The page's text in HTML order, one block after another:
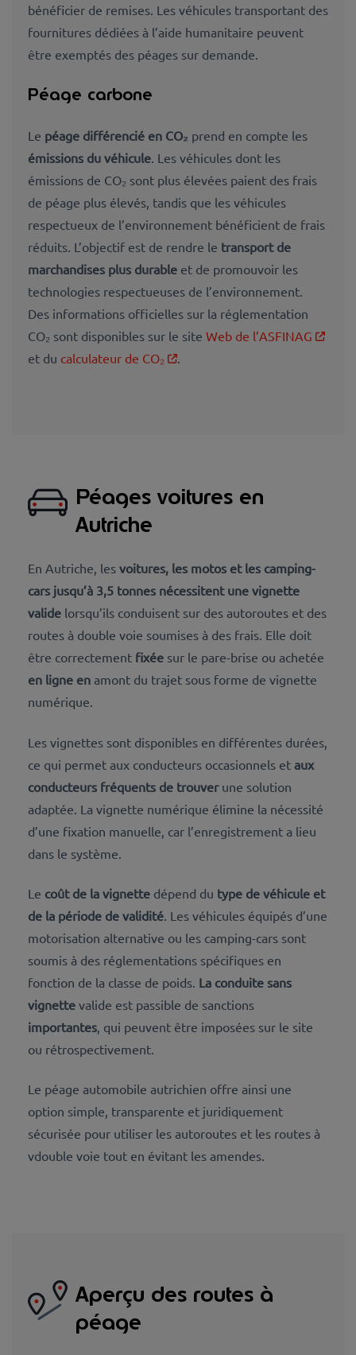
bénéficier de remises. Les véhicules transportant des
fournitures dédiées à l’aide humanitaire peuvent
être exemptés des péages sur demande.
Péage carbone
Le péage différencié en CO₂ prend en compte les
émissions du véhicule. Les véhicules dont les
émissions de CO₂ sont plus élevées paient des frais
de péage plus élevés, tandis que les véhicules
respectueux de l’environnement bénéficient de frais
réduits. L’objectif est de rendre le transport de
marchandises plus durable et de promouvoir les
technologies respectueuses de l’environnement.
Des informations officielles sur la réglementation
CO₂ sont disponibles sur le site Web de l’ASFINAG
et du calculateur de CO₂ .
Péages voitures en
Autriche
En Autriche, les voitures, les motos et les camping-
cars jusqu’à 3,5 tonnes nécessitent une vignette
valide lorsqu’ils conduisent sur des autoroutes et des
routes à double voie soumises à des frais. Elle doit
être correctement fixée sur le pare-brise ou achetée
en ligne en amont du trajet sous forme de vignette
numérique.
Les vignettes sont disponibles en différentes durées,
ce qui permet aux conducteurs occasionnels et aux
conducteurs fréquents de trouver une solution
adaptée. La vignette numérique élimine la nécessité
d’une fixation manuelle, car l’enregistrement a lieu
dans le système.
Le coût de la vignette dépend du type de véhicule et
de la période de validité . Les véhicules équipés d’une
motorisation alternative ou les camping-cars sont
soumis à des réglementations spécifiques en
fonction de la classe de poids. La conduite sans
vignette valide est passible de sanctions
importantes , qui peuvent être imposées sur le site
ou rétrospectivement.
Le péage automobile autrichien offre ainsi une
option simple, transparente et juridiquement
sécurisée pour utiliser les autoroutes et les routes à
vdouble voie tout en évitant les amendes.
Aperçu des routes à
péage